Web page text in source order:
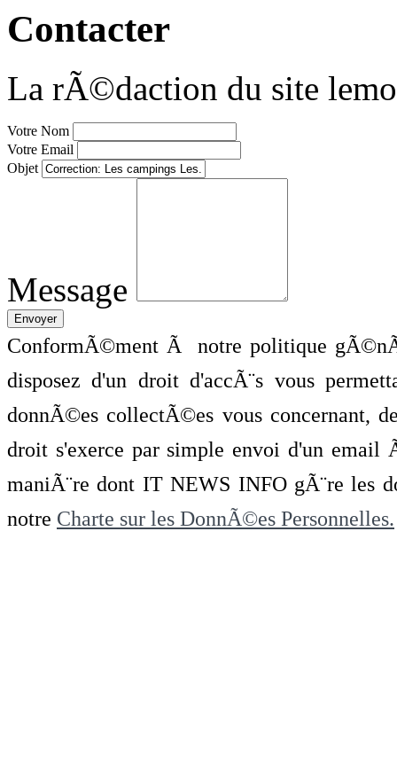
Contacter
La rÃ©daction du site
Votre Nom
Votre Email
Objet
Message
ConformÃ©ment Ã notre politique
disposez d'un droit d'accÃ¨s vous
donnÃ©es collectÃ©es vous concernant,
droit s'exerce par simple envoi d'un
maniÃ¨re dont IT NEWS INFO gÃ¨re les
notre Charte sur les DonnÃ©es Personnelles.